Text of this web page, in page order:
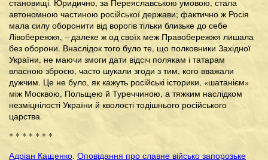
становищі. Юридично, за Переяславською умовою, стала
автономною частиною російської держави; фактично ж Росія
мала силу оборонити від ворогів тільки близьке до себе
Лівобережжя, – далеке ж од своїх меж Правобережжя лишала
без оборони. Внаслідок того було те, що полковники Західної
України, не маючи змоги дати відсіч полякам і татарам
власною зброєю, часто шукали згоди з тим, кого вважали
дужчим. Це не було, як кажуть російські історики, «шатанієм»
між Москвою, Польщею й Туреччиною, а тяжким наслідком
незміцнілості України й кволості тодішнього російського
царства.
* * * * * * *
Адріан Кащенко. Оповідання про славне військо запорозьке